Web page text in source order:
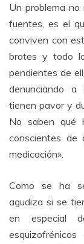
Un problema no
fuentes, es el
conviven con
brotes y todo
pendientes de
denunciando a
tienen pavor y
No saben qué
conscientes
medicación».
Como se ha
agudiza si se
en especial